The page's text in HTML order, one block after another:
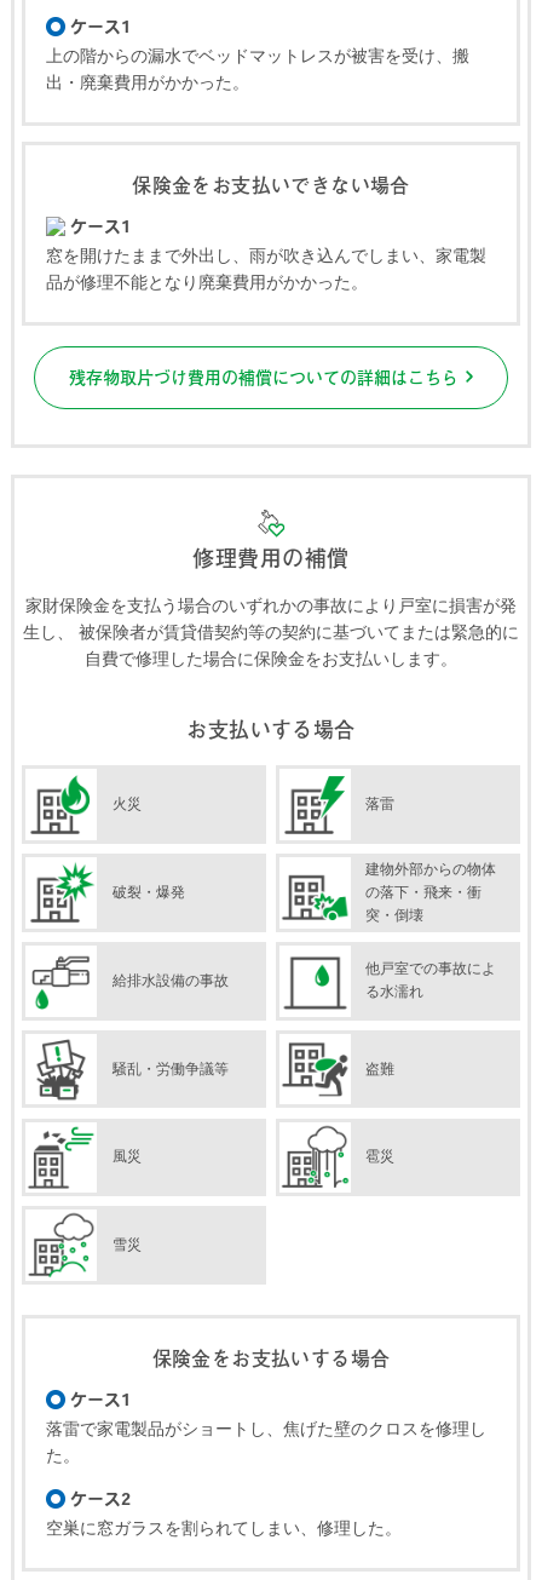
ケース1
上の階からの漏水でベッドマットレスが被害を受け、搬
出・廃棄費用がかかった。
保険金をお支払いできない場合
ケース1
窓を開けたままで外出し、雨が吹き込んでしまい、家電製
品が修理不能となり廃棄費用がかかった。
残存物取片づけ費用の補償についての詳細はこちら
修理費用の補償
家財保険金を支払う場合のいずれかの事故により戸室に損害が発
生し、
被保険者が賃貸借契約等の契約に基づいてまたは緊急的に
自費で修理した場合に保険金をお支払いします。
お支払いする場合
火災 落雷
破裂・爆発
建物外部からの物体
の落下・飛来・衝
突・倒壊
給排水設備の事故
他戸室での事故によ
る水濡れ
騒乱・労働争議等 盗難
風災 雹災
雪災
保険金をお支払いする場合
ケース1
落雷で家電製品がショートし、焦げた壁のクロスを修理し
た。
ケース2
空巣に窓ガラスを割られてしまい、修理した。